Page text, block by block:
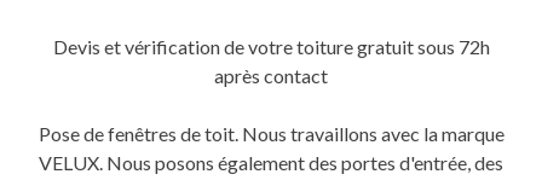
Devis et vérification de votre toiture gratuit sous 72h
après contact
Pose de fenêtres de toit. Nous travaillons avec la marque
VELUX. Nous posons également des portes d'entrée, des